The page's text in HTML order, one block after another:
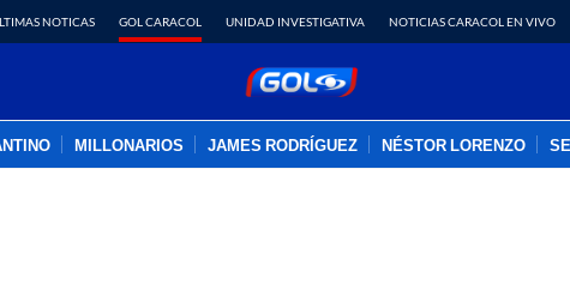
NOTICAS GOL CARACOL UNIDAD INVESTIGATIVA NOTICIAS CARACOL EN VIVO
MILLONARIOS JAMES RODRÍGUEZ NÉSTOR LORENZO